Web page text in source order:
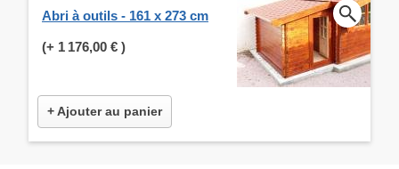
Abri à outils - 161 x 273 cm
(+ 1 176,00 € )
+ Ajouter au panier